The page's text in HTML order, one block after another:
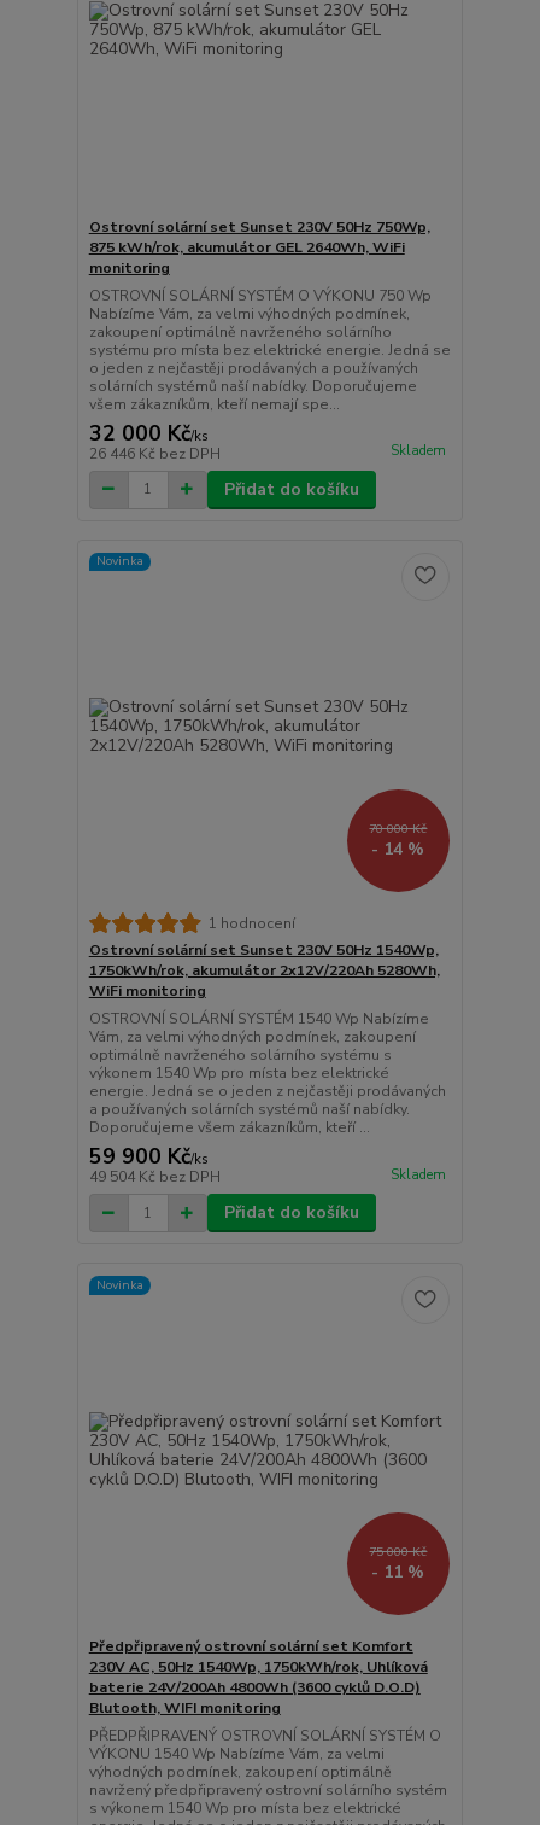
Ostrovní solární set Sunset 230V 50Hz 750Wp,
875 kWh/rok, akumulátor GEL 2640Wh, WiFi
monitoring
OSTROVNÍ SOLÁRNÍ SYSTÉM O VÝKONU 750 Wp
Nabízíme Vám, za velmi výhodných podmínek,
zakoupení optimálně navrženého solárního
systému pro místa bez elektrické energie. Jedná se
o jeden z nejčastěji prodávaných a používaných
solárních systémů naší nabídky. Doporučujeme
všem zákazníkům, kteří nemají spe...
32 000 Kč/ks
26 446 Kč bez DPH Skladem
Přidat do košíku
Novinka
70 000 Kč
- 14 %
1 hodnocení
Ostrovní solární set Sunset 230V 50Hz 1540Wp,
1750kWh/rok, akumulátor 2x12V/220Ah 5280Wh,
WiFi monitoring
OSTROVNÍ SOLÁRNÍ SYSTÉM 1540 Wp Nabízíme
Vám, za velmi výhodných podmínek, zakoupení
optimálně navrženého solárního systému s
výkonem 1540 Wp pro místa bez elektrické
energie. Jedná se o jeden z nejčastěji prodávaných
a používaných solárních systémů naší nabídky.
Doporučujeme všem zákazníkům, kteří ...
59 900 Kč/ks
49 504 Kč bez DPH Skladem
Přidat do košíku
Novinka
75 000 Kč
- 11 %
Předpřipravený ostrovní solární set Komfort
230V AC, 50Hz 1540Wp, 1750kWh/rok, Uhlíková
baterie 24V/200Ah 4800Wh (3600 cyklů D.O.D)
Blutooth, WIFI monitoring
PŘEDPŘIPRAVENÝ OSTROVNÍ SOLÁRNÍ SYSTÉM O
VÝKONU 1540 Wp Nabízíme Vám, za velmi
výhodných podmínek, zakoupení optimálně
navržený předpřipravený ostrovní solárního systém
s výkonem 1540 Wp pro místa bez elektrické